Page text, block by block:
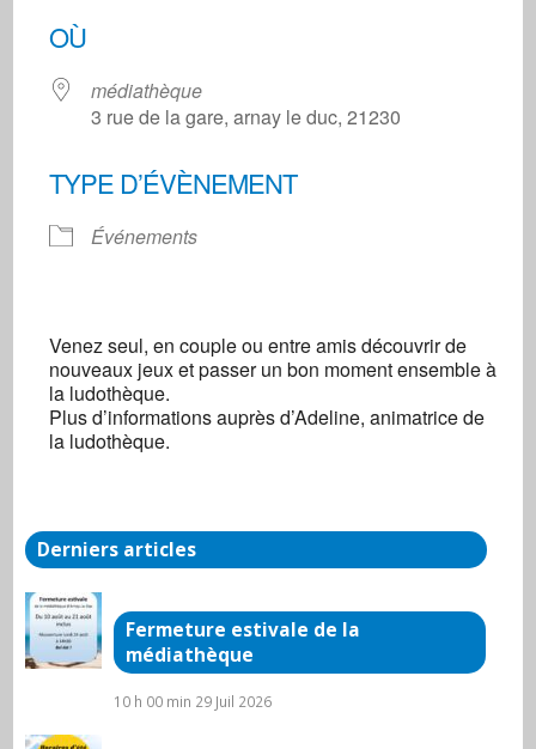
OÙ
médiathèque
3 rue de la gare, arnay le duc, 21230
TYPE D’ÉVÈNEMENT
Événements
médiathèque
3 rue de la gare - arnay le duc
Évènements
Venez seul, en couple ou entre amis découvrir de
nouveaux jeux et passer un bon moment ensemble à
la ludothèque.
Plus d’informations auprès d’Adeline, animatrice de
la ludothèque.
Derniers articles
Fermeture estivale de la
médiathèque
10 h 00 min 29 Juil 2026